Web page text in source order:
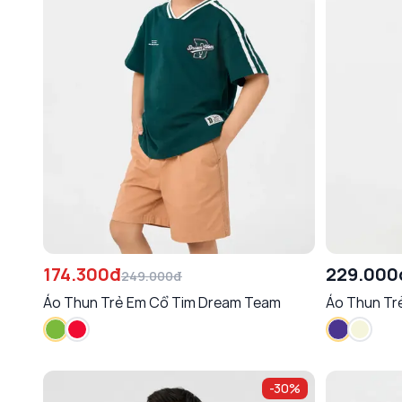
174.300đ249.000đ
Áo Thun Trẻ Em Cổ Tim Dream Team Áo Thun
-30%